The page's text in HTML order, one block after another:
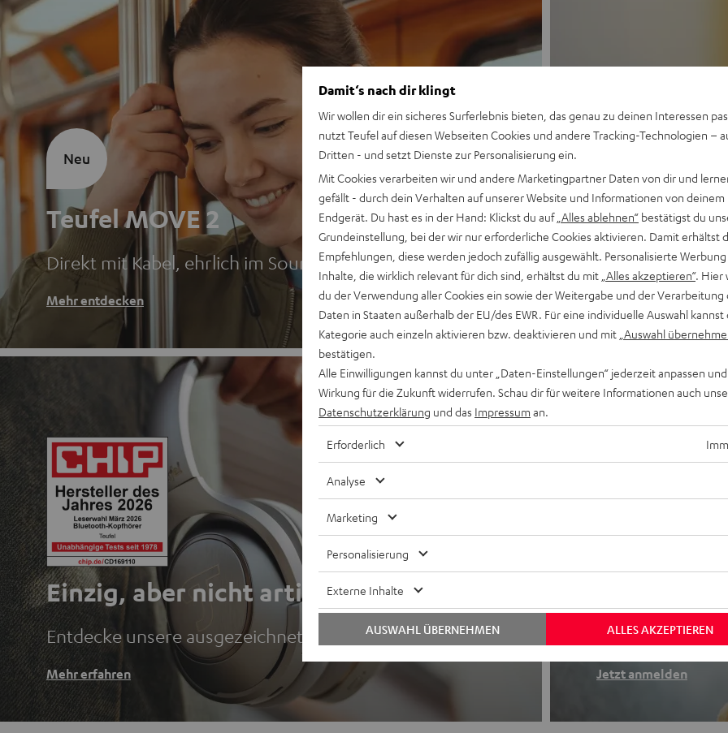
Teufel MOVE 2
Direkt mit Kabel, ehrlich im Sound
Mehr entdecken
Neu
MOTIV®
Stil trifft Sound
Mehr entdecken
Einzig, aber nicht artig.
Entdecke unsere ausgezeichneten Bluetooth-Kopfhörer
Mehr erfahren
Newsletter
Finde deinen
Erhalte bis zu
Jetzt anmelden
Damit‘s nach dir klingt
Wir wollen dir ein sicheres Surferlebnis bieten, das genau zu deinen Interessen
nutzt Teufel auf diesen Webseiten Cookies und andere Tracking-Technologien –
Dritten - und setzt Dienste zur Personalisierung ein.
Mit Cookies verarbeiten wir und andere Marketingpartner Daten von dir und
gefällt - durch dein Verhalten auf unserer Website und Informationen von deinem
Endgerät. Du hast es in der Hand: Klickst du auf „Alles ablehnen“ bestätigst du
Grundeinstellung, bei der wir nur erforderliche Cookies aktivieren. Damit erhältst
Empfehlungen, diese werden jedoch zufällig ausgewählt. Personalisierte
Inhalte, die wirklich relevant für dich sind, erhältst du mit „Alles akzeptieren“. Hier
du der Verwendung aller Cookies ein sowie der Weitergabe und der Verarbeitung
Daten in Staaten außerhalb der EU/des EWR. Für eine individuelle Auswahl kannst
Kategorie auch einzeln aktivieren bzw. deaktivieren und mit „Auswahl
bestätigen.
Alle Einwilligungen kannst du unter „Daten-Einstellungen“ jederzeit anpassen
Wirkung für die Zukunft widerrufen. Schau dir für weitere Informationen auch
Datenschutzerklärung und das Impressum an.
Erforderlich
Analyse
Marketing
Personalisierung
Externe Inhalte
ALLES AKZEPTIEREN
AUSWAHL ÜBERNEHMEN